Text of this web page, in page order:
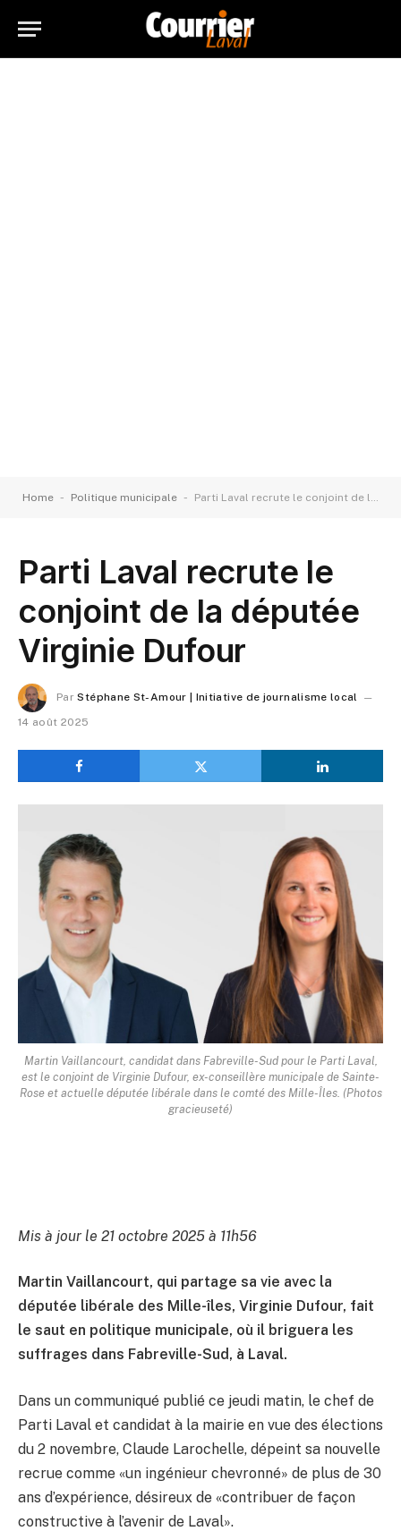
Home - Politique municipale - Parti Laval recrute le conjoint de la députée Virginie Dufour
Parti Laval recrute le
conjoint de la députée
Virginie Dufour
Par Stéphane St-Amour | Initiative de journalisme local
14 août 2025
Martin Vaillancourt, candidat dans Fabreville-Sud pour le Parti Laval,
est le conjoint de Virginie Dufour, ex-conseillère municipale de Sainte-
Rose et actuelle députée libérale dans le comté des Mille-Îles. (Photos
gracieuseté)
Mis à jour le 21 octobre 2025 à 11h56
Martin Vaillancourt, qui partage sa vie avec la
députée libérale des Mille-îles, Virginie Dufour, fait
le saut en politique municipale, où il briguera les
suffrages dans Fabreville-Sud, à Laval.
Dans un communiqué publié ce jeudi matin, le chef de
Parti Laval et candidat à la mairie en vue des élections
du 2 novembre, Claude Larochelle, dépeint sa nouvelle
recrue comme «un ingénieur chevronné» de plus de 30
ans d’expérience, désireux de «contribuer de façon
constructive à l’avenir de Laval».